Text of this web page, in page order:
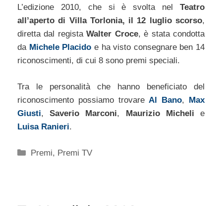
L’edizione 2010, che si è svolta nel Teatro
all’aperto di Villa Torlonia, il 12 luglio scorso,
diretta dal registaWalter Croce, è stata condotta
da Michele Placido e ha visto consegnare ben 14
riconoscimenti, di cui 8 sono premi speciali.
Tra le personalità che hanno beneficiato del
riconoscimento possiamo trovareAl Bano, Max
Giusti,Saverio Marconi, Maurizio Micheli e
Luisa Ranieri.
Categorie
Premi, Premi TV